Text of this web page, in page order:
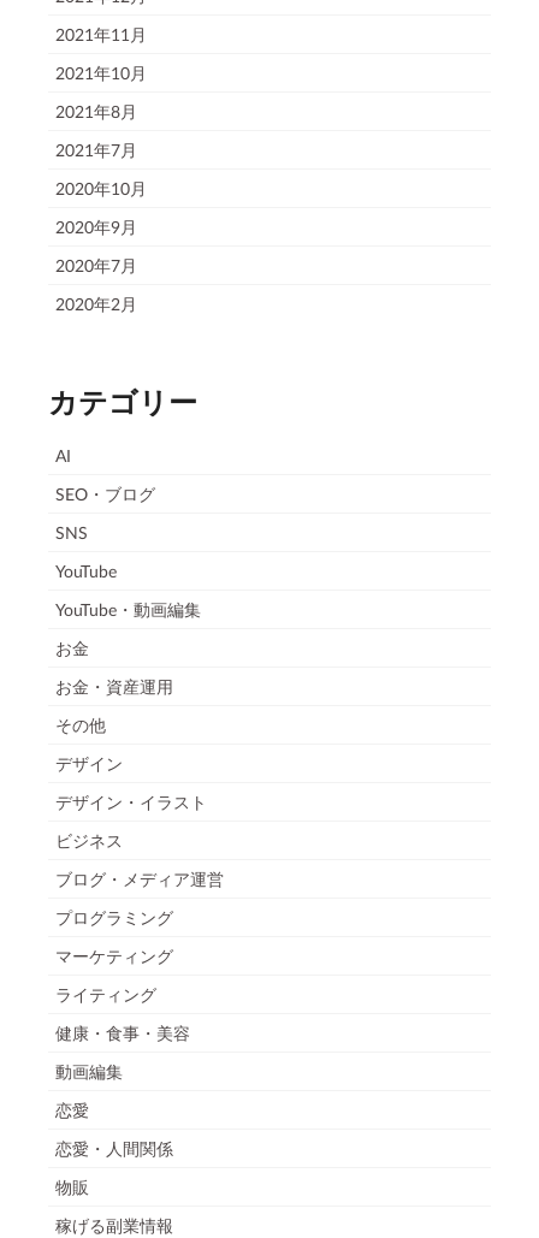
2021年11月
2021年10月
2021年8月
2021年7月
2020年10月
2020年9月
2020年7月
2020年2月
カテゴリー
AI
SEO・ブログ
SNS
YouTube
YouTube・動画編集
お金
お金・資産運用
その他
デザイン
デザイン・イラスト
ビジネス
ブログ・メディア運営
プログラミング
マーケティング
ライティング
健康・食事・美容
動画編集
恋愛
恋愛・人間関係
物販
稼げる副業情報